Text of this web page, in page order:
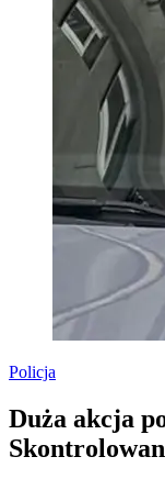
Policja
Duża akcja